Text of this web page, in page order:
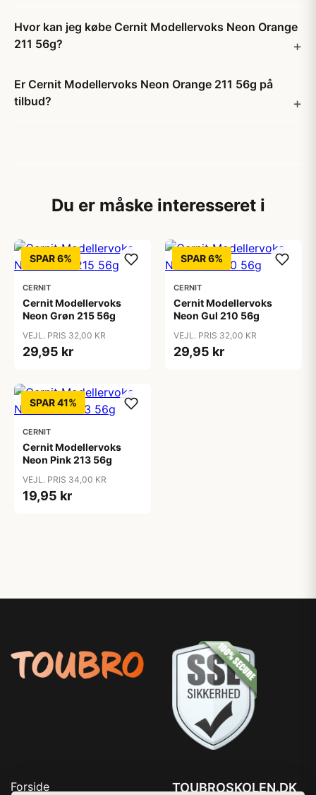
Hvor kan jeg købe Cernit Modellervoks Neon Orange
211 56g?
Er Cernit Modellervoks Neon Orange 211 56g på
tilbud?
Du er måske interesseret i
SPAR 6%
CERNIT
Cernit Modellervoks
Neon Grøn 215 56g
VEJL. PRIS 32,00 KR
29,95 kr
SPAR 6%
CERNIT
Cernit Modellervoks
Neon Gul 210 56g
VEJL. PRIS 32,00 KR
29,95 kr
SPAR 41%
CERNIT
Cernit Modellervoks
Neon Pink 213 56g
VEJL. PRIS 34,00 KR
19,95 kr
Forside TOUBROSKOLEN.DK